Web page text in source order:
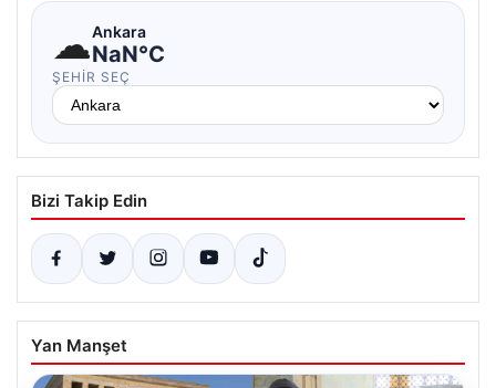
☁Ankara
NaN°C
ŞEHIR SEÇ
Bizi Takip Edin
Yan Manşet